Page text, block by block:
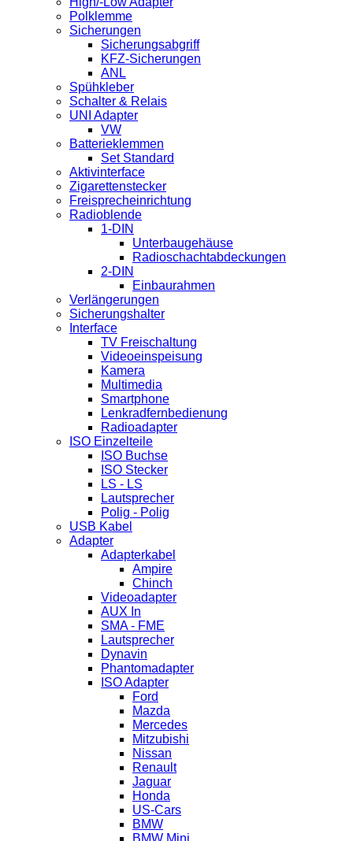
Polklemme
Sicherungen
Sicherungsabgriff
KFZ-Sicherungen
ANL
Spühkleber
Schalter & Relais
UNI Adapter
VW
Batterieklemmen
Set Standard
Aktivinterface
Zigarettenstecker
Freisprecheinrichtung
Radioblende
1-DIN
Unterbaugehäuse
Radioschachtabdeckungen
2-DIN
Einbaurahmen
Verlängerungen
Sicherungshalter
Interface
TV Freischaltung
Videoeinspeisung
Kamera
Multimedia
Smartphone
Lenkradfernbedienung
Radioadapter
ISO Einzelteile
ISO Buchse
ISO Stecker
LS - LS
Lautsprecher
Polig - Polig
USB Kabel
Adapter
Adapterkabel
Ampire
Chinch
Videoadapter
AUX In
SMA - FME
Lautsprecher
Dynavin
Phantomadapter
ISO Adapter
Ford
Mazda
Mercedes
Mitzubishi
Nissan
Renault
Jaguar
Honda
US-Cars
BMW
BMW Mini